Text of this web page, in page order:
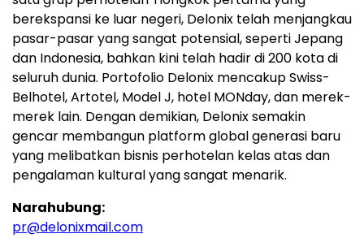
berekspansi ke luar negeri, Delonix telah menjangkau
pasar-pasar yang sangat potensial, seperti Jepang
dan Indonesia, bahkan kini telah hadir di 200 kota di
seluruh dunia. Portofolio Delonix mencakup Swiss-
Belhotel, Artotel, Model J, hotel MONday, dan merek-
merek lain. Dengan demikian, Delonix semakin
gencar membangun platform global generasi baru
yang melibatkan bisnis perhotelan kelas atas dan
pengalaman kultural yang sangat menarik.
Narahubung:
pr@delonixmail.com